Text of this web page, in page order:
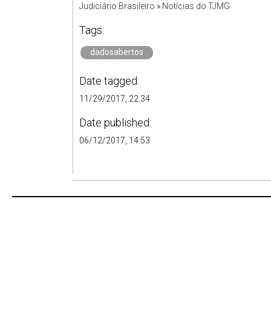
Judiciário Brasileiro » Notícias do TJMG
Tags:
dadosabertos
Date tagged:
11/29/2017, 22:34
Date published:
06/12/2017, 14:53